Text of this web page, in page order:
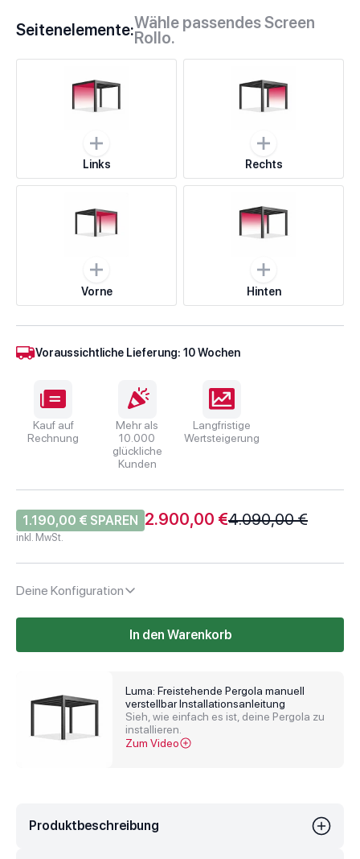
Produktbeschreibung
Seitenelemente:Wähle passendes Screen
Rollo.
Links Rechts
Vorne Hinten
Voraussichtliche Lieferung: 10 Wochen
Kauf auf
Rechnung
Mehr als
10.000
glückliche
Kunden
Langfristige
Wertsteigerung
1.190,00 € SPAREN Angebot
2.900,00 €Regulärer Preis
4.090,00 €
inkl. MwSt.
Deine Konfiguration
In den Warenkorb
Luma: Freistehende Pergola manuell
verstellbar Installationsanleitung
Sieh, wie einfach es ist, deine Pergola zu
installieren.
Zum Video